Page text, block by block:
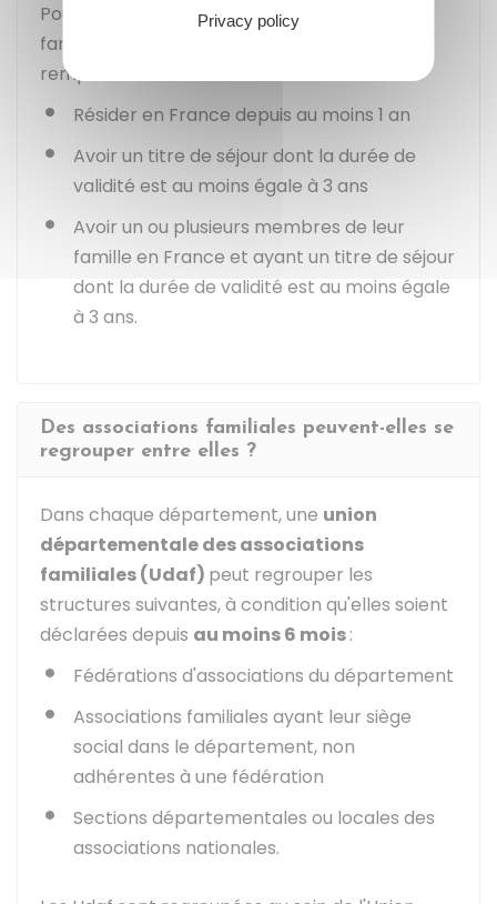
Pour pouvoir adhérer à une association
familiale, les familles étrangères doivent
remplir les 3 conditions suivantes :
Résider en France depuis au moins 1 an
Avoir un titre de séjour dont la durée de
validité est au moins égale à 3 ans
Avoir un ou plusieurs membres de leur
famille en France et ayant un titre de séjour
dont la durée de validité est au moins égale
à 3 ans.
Des associations familiales peuvent-elles se
regrouper entre elles ?
Dans chaque département, une union
départementale des associations
familiales (Udaf) peut regrouper les
structures suivantes, à condition qu'elles soient
déclarées depuis au moins 6 mois:
Fédérations d'associations du département
Associations familiales ayant leur siège
social dans le département, non
adhérentes à une fédération
Sections départementales ou locales des
associations nationales.
Privacy policy